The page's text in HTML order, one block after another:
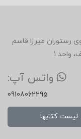
12 فروردین، روبروی رستوران میرزا قاسم
واحد 1
واتس آپ:
09108062295
لیست کتابها